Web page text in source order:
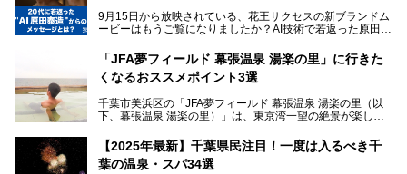
本記事では、人気スーパー銭湯から絶景施設、コワーキング
スペースや休憩スペースが充実した施設、子連れファミリー
向けの施設など、目的に合わせたおすすめの施設を紹介しま
す。
ださい。
───
提供元：SPA＆HOTEL舞浜ユーラシア【PR】
です。
9月15日から放映されている、花王サクセスの新ブランドム
ービーはもうご覧になりましたか？AI技術で若返った原田泰
伝えるムービーです。公開を記念して、スパメッツァおおた
か竜泉寺の湯にて体験イベントを開催。花王サクセスの製品
が無料で試せるチャンスです！
提供元：花王株式会社【PR】
この記事は花王株式会社商品のPRレポート記事です。
「JFA夢フィールド 幕張温泉 湯楽の里」に行きた
くなるおススメポイント3選
千葉市美浜区の「JFA夢フィールド 幕張温泉 湯楽の里（以
下、幕張温泉 湯楽の里）」は、東京湾一望の絶景が楽しめ
設備も天然温泉の露天風呂、サウナ、岩盤浴のほか、高濃度
炭酸泉、海の見えるお休み処や食事処、展望抜群の屋上ま
で、年代を問わずたっぷり楽しめます。
【2025年最新】千葉県民注目！一度は入るべき千
葉の温泉・スパ34選